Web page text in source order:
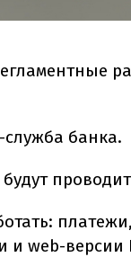
банка.
web-версии